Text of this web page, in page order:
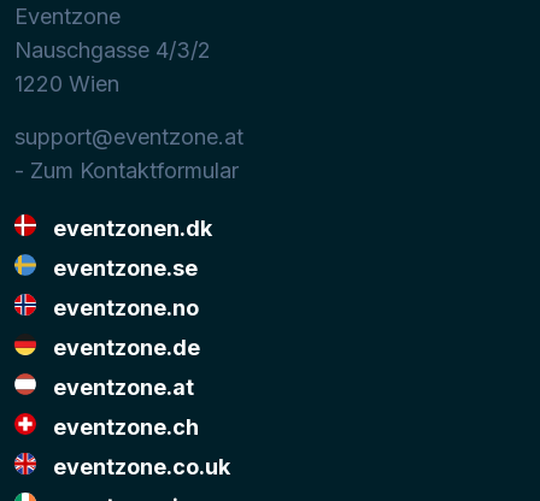
Eventzone
Nauschgasse 4/3/2
1220 Wien
support@eventzone.at
- Zum Kontaktformular
eventzonen.dk
eventzone.se
eventzone.no
eventzone.de
eventzone.at
eventzone.ch
eventzone.co.uk